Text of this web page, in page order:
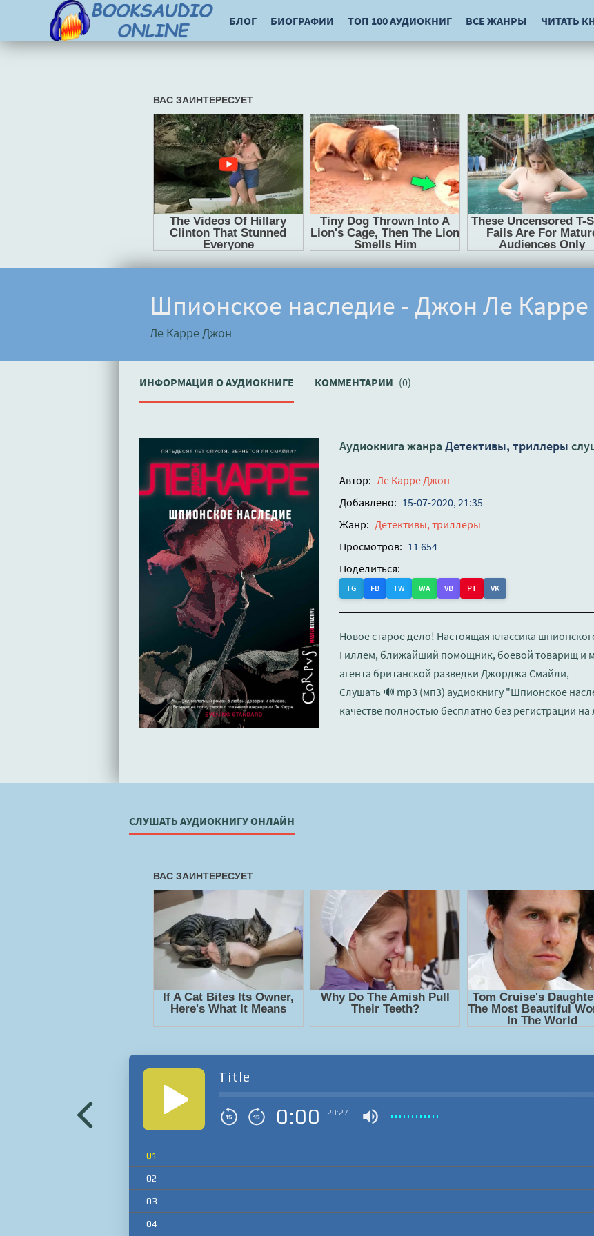
БЛОГ БИОГРАФИИ ТОП 100 АУДИОКНИГ ВСЕ ЖАНРЫ ЧИТАТЬ
Шпионское наследие - Джон Ле Карре
Ле Карре Джон
ИНФОРМАЦИЯ О АУДИОКНИГЕ КОММЕНТАРИИ (0)
Аудиокнига жанра Детективы, триллеры
Автор: Ле Карре Джон
Добавлено: 15-07-2020, 21:35
Жанр: Детективы, триллеры
Просмотров: 11 654
Поделиться:
TG FB TW WA VB PT VK
Новое старое дело! Настоящая классика
Гиллем, ближайший помощник, боевой товарищ и
агента британской разведки Джорджа Смайли,
Слушать 🔊 mp3 (мп3) аудиокнигу "Шпионское
качестве полностью бесплатно без регистрации
СЛУШАТЬ АУДИОКНИГУ ОНЛАЙН
Title
0:00 20:27
01
02
03
04